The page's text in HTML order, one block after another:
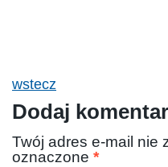
wstecz
Dodaj
Twój adres e-mail nie
oznaczone *